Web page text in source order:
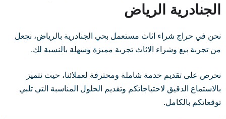
الجنادرية الرياض
نحن في حراج شراء اثاث مستعمل بحي الجنادرية بالرياض، نجعل
من تجربة بيع وشراء الاثاث تجربة مميزة وسهلة بالنسبة لك.
نحرص على تقديم خدمة شاملة ومحترفة لعملائنا، حيث نتميز
بالاستماع الدقيق لاحتياجاتكم وتقديم الحلول المناسبة التي تلبي
توقعاتكم بالكامل.